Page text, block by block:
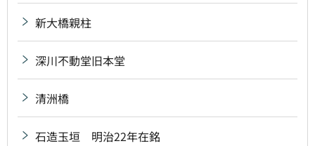
新大橋親柱
深川不動堂旧本堂
清洲橋
石造玉垣 明治22年在銘